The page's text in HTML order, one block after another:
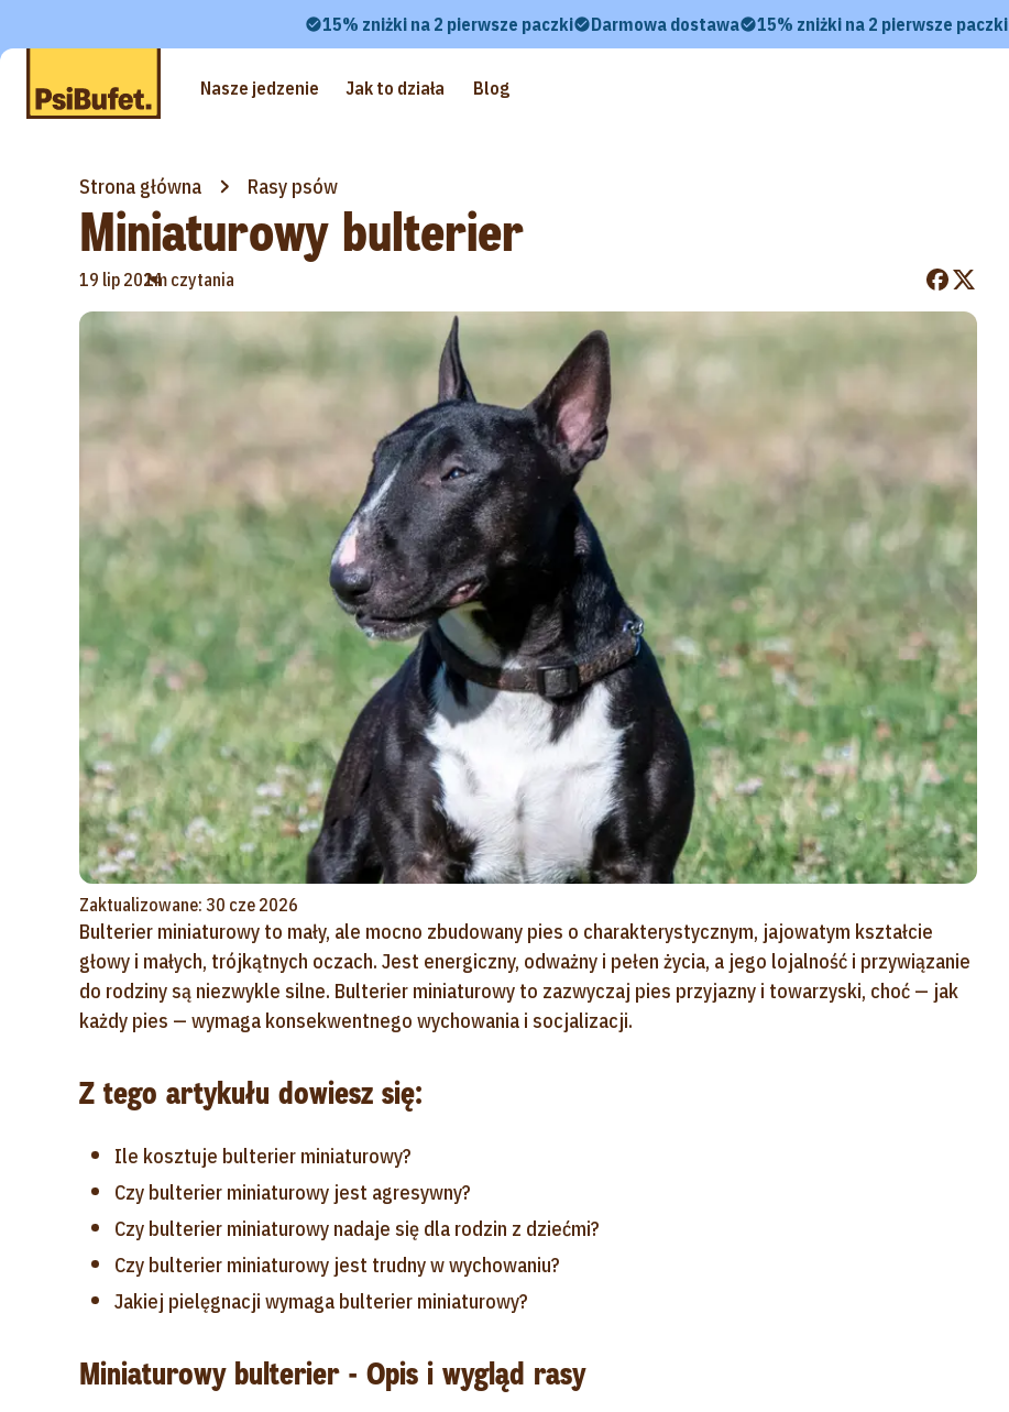
15% zniżki na 2 pierwsze paczki Darmowa dostawa 15% zniżki na 2 pierwsze paczki
Nasze jedzenie Jak to działa Blog
Strona główna Rasy psów
Miniaturowy bulterier
19 lip 2024
•
1m czytania
Zaktualizowane: 30 cze 2026
Bulterier miniaturowy to mały, ale mocno zbudowany pies o charakterystycznym, jajowatym kształcie
głowy i małych, trójkątnych oczach. Jest energiczny, odważny i pełen życia, a jego lojalność i przywiązanie
do rodziny są niezwykle silne. Bulterier miniaturowy to zazwyczaj pies przyjazny i towarzyski, choć — jak
każdy pies — wymaga konsekwentnego wychowania i socjalizacji.
Z tego artykułu dowiesz się:
Ile kosztuje bulterier miniaturowy?
Czy bulterier miniaturowy jest agresywny?
Czy bulterier miniaturowy nadaje się dla rodzin z dziećmi?
Czy bulterier miniaturowy jest trudny w wychowaniu?
Jakiej pielęgnacji wymaga bulterier miniaturowy?
Miniaturowy bulterier - Opis i wygląd rasy